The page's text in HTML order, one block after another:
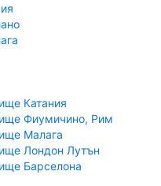
Катания
Фиумичино, Рим
Малага
Лондон Лутън
Барселона